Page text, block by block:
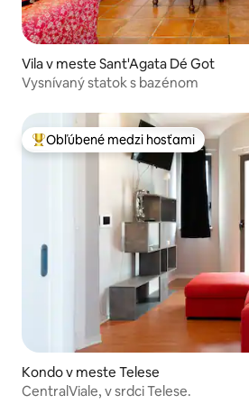
Vila v meste Sant'Agata Dé Got
Vysnívaný statok s bazénom
Najobľúbenejšie medzi hosťami
Obľúbené medzi hosťami
Kondo v meste Telese
CentralViale, v srdci Telese.